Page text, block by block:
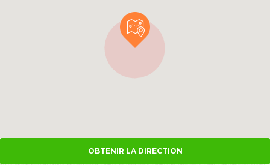
OBTENIR LA DIRECTION